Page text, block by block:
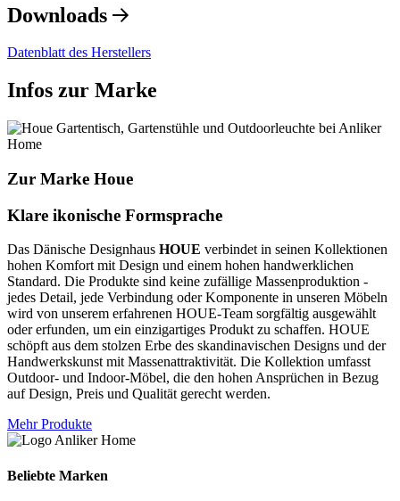
Downloads
Datenblatt des Herstellers
Infos zur Marke
Zur Marke Houe
Klare ikonische Formsprache
Das Dänische Designhaus HOUE verbindet in seinen Kollektionen
hohen Komfort mit Design und einem hohen handwerklichen
Standard. Die Produkte sind keine zufällige Massenproduktion -
jedes Detail, jede Verbindung oder Komponente in unseren Möbeln
wird von unserem erfahrenen HOUE-Team sorgfältig ausgewählt
oder erfunden, um ein einzigartiges Produkt zu schaffen. HOUE
schöpft aus dem stolzen Erbe des skandinavischen Designs und der
Handwerkskunst mit Massenattraktivität. Die Kollektion umfasst
Outdoor- und Indoor-Möbel, die den hohen Ansprüchen in Bezug
auf Design, Preis und Qualität gerecht werden.
Mehr Produkte
Beliebte Marken